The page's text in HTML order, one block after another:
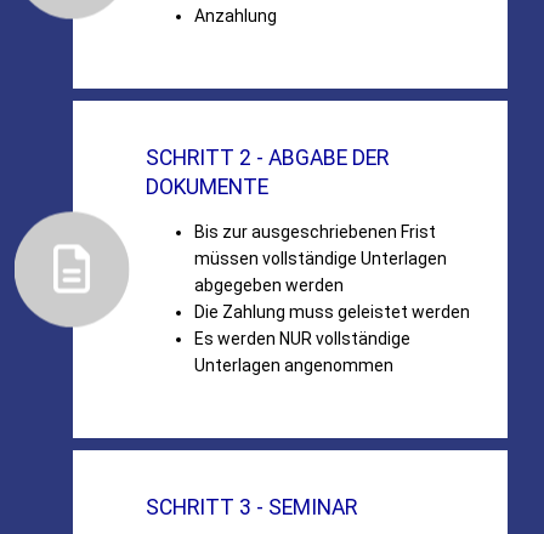
Anzahlung
SCHRITT 2 - ABGABE DER
DOKUMENTE
Bis zur ausgeschriebenen Frist
müssen vollständige Unterlagen
abgegeben werden
Die Zahlung muss geleistet werden
Es werden NUR vollständige
Unterlagen angenommen
SCHRITT 3 - SEMINAR